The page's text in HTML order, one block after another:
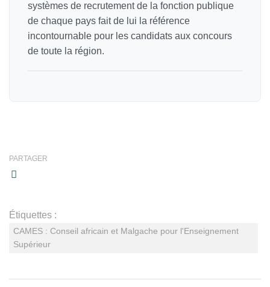
systèmes de recrutement de la fonction publique
de chaque pays fait de lui la référence
incontournable pour les candidats aux concours
de toute la région.
PARTAGER
Étiquettes :
CAMES : Conseil africain et Malgache pour l'Enseignement
Supérieur